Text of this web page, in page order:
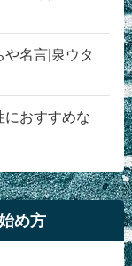
や名言|泉ウタ
におすすめな
め方